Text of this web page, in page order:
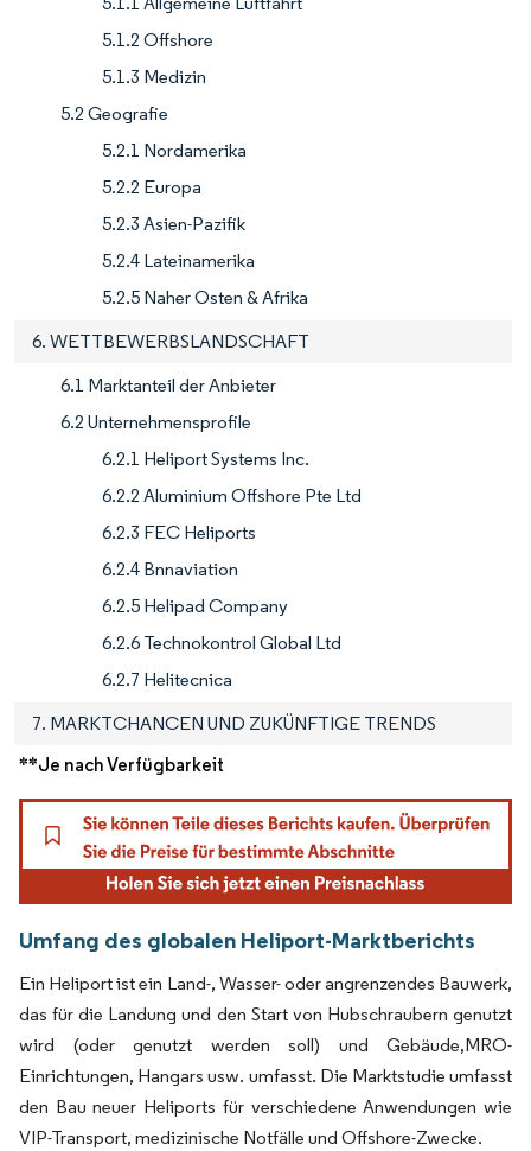
5.1.2 Offshore
5.1.3 Medizin
5.2 Geografie
5.2.1 Nordamerika
5.2.2 Europa
5.2.3 Asien-Pazifik
5.2.4 Lateinamerika
5.2.5 Naher Osten & Afrika
6. WETTBEWERBSLANDSCHAFT
6.1 Marktanteil der Anbieter
6.2 Unternehmensprofile
6.2.1 Heliport Systems Inc.
6.2.2 Aluminium Offshore Pte Ltd
6.2.3 FEC Heliports
6.2.4 Bnnaviation
6.2.5 Helipad Company
6.2.6 Technokontrol Global Ltd
6.2.7 Helitecnica
7. MARKTCHANCEN UND ZUKÜNFTIGE TRENDS
**Je nach Verfügbarkeit
Umfang des globalen Heliport-Marktberichts
Ein Heliport ist ein Land-, Wasser- oder angrenzendes Bauwerk,
das für die Landung und den Start von Hubschraubern genutzt
wird (oder genutzt werden soll) und Gebäude,MRO-
Einrichtungen, Hangars usw. umfasst. Die Marktstudie umfasst
den Bau neuer Heliports für verschiedene Anwendungen wie
VIP-Transport, medizinische Notfälle und Offshore-Zwecke.